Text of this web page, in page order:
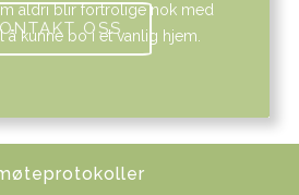
aldri blir fortrolige nok med
å kunne bo i et vanlig hjem.
OSS